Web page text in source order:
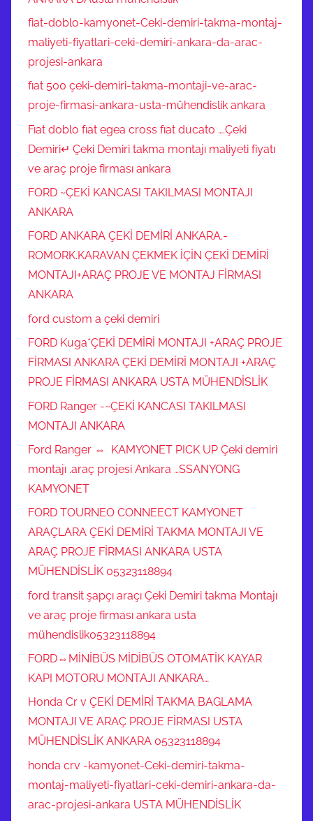
fiat-doblo-kamyonet-Ceki-demiri-takma-montaj-
maliyeti-fiyatlari-ceki-demiri-ankara-da-arac-
projesi-ankara
fıat 500 çeki-demiri-takma-montaji-ve-arac-
proje-firmasi-ankara-usta-mühendislik ankara
Fıat doblo fıat egea cross fıat ducato ….Çeki
Demiri↵ Çeki Demiri takma montajı maliyeti fiyatı
ve araç proje firması ankara
FORD ~ÇEKİ KANCASI TAKILMASI MONTAJI
ANKARA
FORD ANKARA ÇEKİ DEMİRİ ANKARA.-
ROMORK.KARAVAN ÇEKMEK İÇİN ÇEKİ DEMİRİ
MONTAJI+ARAÇ PROJE VE MONTAJ FİRMASI
ANKARA
ford custom a çeki demiri
FORD Kuga*ÇEKİ DEMİRİ MONTAJI +ARAÇ PROJE
FİRMASI ANKARA ÇEKİ DEMİRİ MONTAJI +ARAÇ
PROJE FİRMASI ANKARA USTA MÜHENDİSLİK
FORD Ranger -~ÇEKİ KANCASI TAKILMASI
MONTAJI ANKARA
Ford Ranger ⇔ KAMYONET PICK UP Çeki demiri
montajı .araç projesi Ankara …SSANYONG
KAMYONET
FORD TOURNEO CONNEECT KAMYONET
ARAÇLARA ÇEKİ DEMİRİ TAKMA MONTAJI VE
ARAÇ PROJE FİRMASI ANKARA USTA
MÜHENDİSLİK 05323118894
ford transit şapçı araçı Çeki Demiri takma Montajı
ve araç proje firması ankara usta
mühendislik05323118894
FORD⇔MİNİBÜS MİDİBÜS OTOMATİK KAYAR
KAPI MOTORU MONTAJI ANKARA…
Honda Cr v ÇEKİ DEMİRİ TAKMA BAGLAMA
MONTAJI VE ARAÇ PROJE FİRMASI USTA
MÜHENDİSLİK ANKARA 05323118894
honda crv -kamyonet-Ceki-demiri-takma-
montaj-maliyeti-fiyatlari-ceki-demiri-ankara-da-
arac-projesi-ankara USTA MÜHENDİSLİK